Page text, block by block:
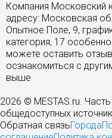
Компания Московский
адресу: Московская
Опытное Поле, 9,
категория, 17
можете оставить
осзнакомиться с
выше
2026 © MESTAS.ru.
общедоступных
Обратная связьГорода